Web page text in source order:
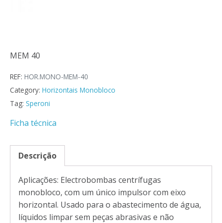
MEM 40
REF: HOR.MONO-MEM-40
Category: Horizontais Monobloco
Tag: Speroni
Ficha técnica
Descrição
Aplicações: Electrobombas centrífugas
monobloco, com um único impulsor com eixo
horizontal. Usado para o abastecimento de água,
líquidos limpar sem peças abrasivas e não